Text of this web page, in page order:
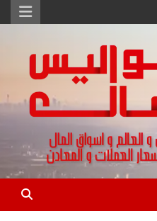
اسواق المال و العملات